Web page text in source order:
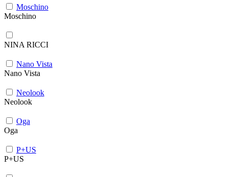
Moschino
Moschino
NINA RICCI
Nano Vista
Nano Vista
Neolook
Neolook
Oga
Oga
P+US
P+US